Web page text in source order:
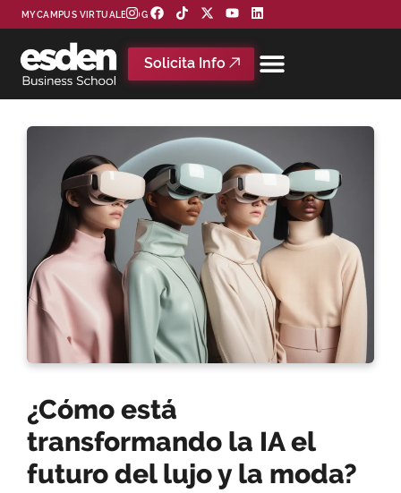
MYCAMPUS VIRTUAL BLOG
Solicita Info
¿Cómo está
transformando la IA el
futuro del lujo y la moda?